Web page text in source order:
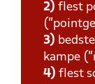
2) flest
3)
kampe
4) flest